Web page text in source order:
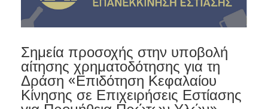
Σημεία προσοχής στην υποβολή
αίτησης χρηματοδότησης για τη
Δράση «Επιδότηση Κεφαλαίου
Κίνησης σε Επιχειρήσεις Εστίασης